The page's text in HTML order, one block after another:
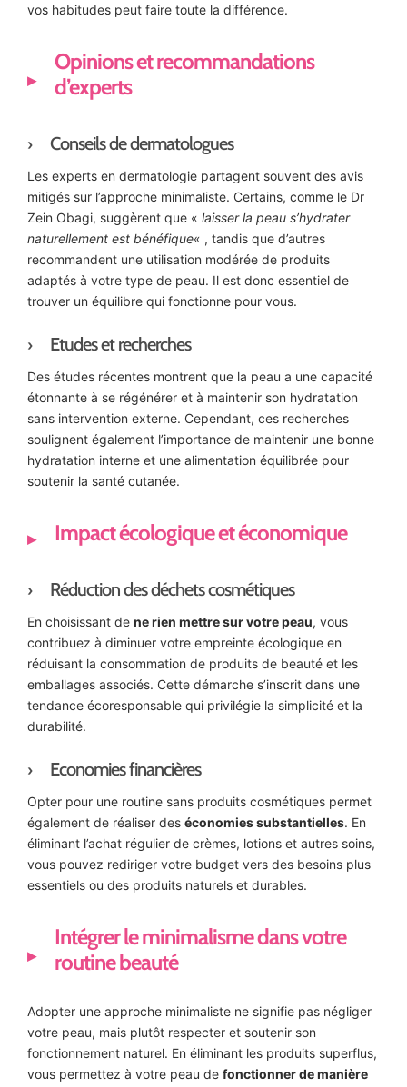
vos habitudes peut faire toute la différence.
Opinions et recommandations
d’experts
Conseils de dermatologues
Les experts en dermatologie partagent souvent des avis
mitigés sur l’approche minimaliste. Certains, comme le Dr
Zein Obagi, suggèrent que « laisser la peau s’hydrater
naturellement est bénéfique« , tandis que d’autres
recommandent une utilisation modérée de produits
adaptés à votre type de peau. Il est donc essentiel de
trouver un équilibre qui fonctionne pour vous.
Etudes et recherches
Des études récentes montrent que la peau a une capacité
étonnante à se régénérer et à maintenir son hydratation
sans intervention externe. Cependant, ces recherches
soulignent également l’importance de maintenir une bonne
hydratation interne et une alimentation équilibrée pour
soutenir la santé cutanée.
Impact écologique et économique
Réduction des déchets cosmétiques
En choisissant de ne rien mettre sur votre peau, vous
contribuez à diminuer votre empreinte écologique en
réduisant la consommation de produits de beauté et les
emballages associés. Cette démarche s’inscrit dans une
tendance écoresponsable qui privilégie la simplicité et la
durabilité.
Economies financières
Opter pour une routine sans produits cosmétiques permet
également de réaliser des économies substantielles. En
éliminant l’achat régulier de crèmes, lotions et autres soins,
vous pouvez rediriger votre budget vers des besoins plus
essentiels ou des produits naturels et durables.
Intégrer le minimalisme dans votre
routine beauté
Adopter une approche minimaliste ne signifie pas négliger
votre peau, mais plutôt respecter et soutenir son
fonctionnement naturel. En éliminant les produits superflus,
vous permettez à votre peau de fonctionner de manière